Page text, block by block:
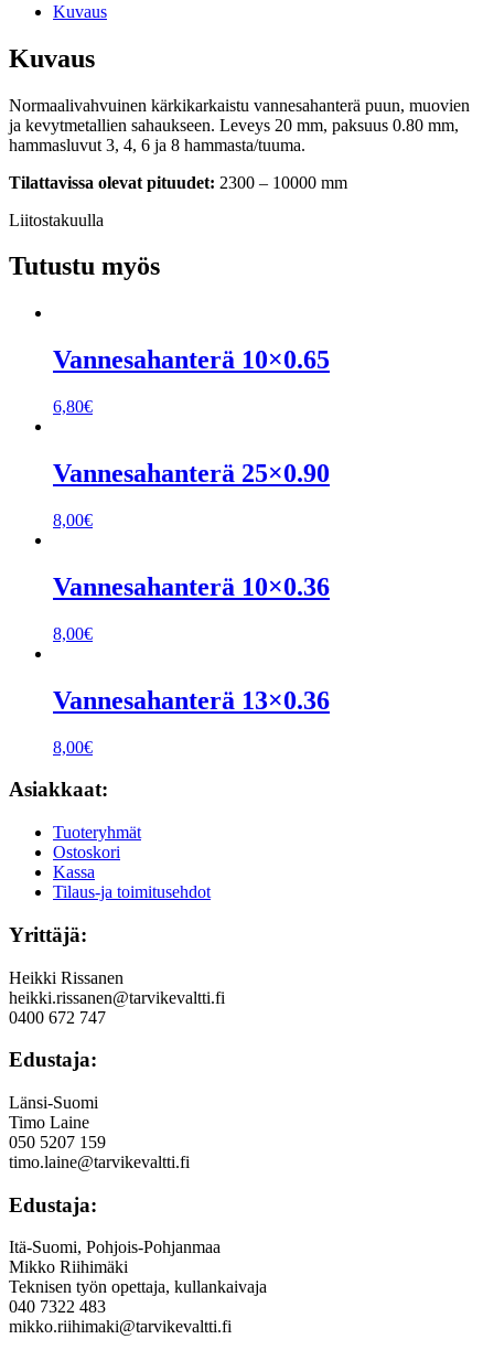
Kuvaus
Kuvaus
Normaalivahvuinen kärkikarkaistu vannesahanterä puun, muovien
ja kevytmetallien sahaukseen. Leveys 20 mm, paksuus 0.80 mm,
hammasluvut 3, 4, 6 ja 8 hammasta/tuuma.
Tilattavissa olevat pituudet: 2300 – 10000 mm
Liitostakuulla
Tutustu myös
Vannesahanterä 10×0.65
6,80€
Vannesahanterä 25×0.90
8,00€
Vannesahanterä 10×0.36
8,00€
Vannesahanterä 13×0.36
8,00€
Asiakkaat:
Tuoteryhmät
Ostoskori
Kassa
Tilaus-ja toimitusehdot
Yrittäjä:
Heikki Rissanen
heikki.rissanen@tarvikevaltti.fi
0400 672 747
Edustaja:
Länsi-Suomi
Timo Laine
050 5207 159
timo.laine@tarvikevaltti.fi
Edustaja:
Itä-Suomi, Pohjois-Pohjanmaa
Mikko Riihimäki
Teknisen työn opettaja, kullankaivaja
040 7322 483
mikko.riihimaki@tarvikevaltti.fi